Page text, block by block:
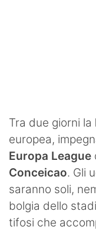
Contatti
Tra due giorni la
europea,
Europa League
Conceicao. Gli
saranno soli,
bolgia dello
tifosi che